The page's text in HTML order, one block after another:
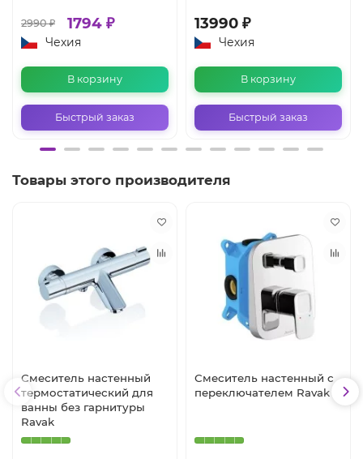
2990 ₽ 1794 ₽
Чехия
В корзину
Быстрый заказ
13990 ₽
Чехия
В корзину
Быстрый заказ
Товары этого производителя
Смеситель настенный
термостатический для
ванны без гарнитуры
Ravak
Смеситель настенный с
переключателем Ravak